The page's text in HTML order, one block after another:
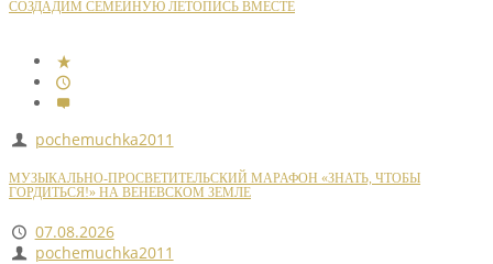
СОЗДАДИМ СЕМЕЙНУЮ ЛЕТОПИСЬ ВМЕСТЕ
pochemuchka2011
МУЗЫКАЛЬНО-ПРОСВЕТИТЕЛЬСКИЙ МАРАФОН «ЗНАТЬ, ЧТОБЫ
ГОРДИТЬСЯ!» НА ВЕНЕВСКОМ ЗЕМЛЕ
07.08.2026
pochemuchka2011